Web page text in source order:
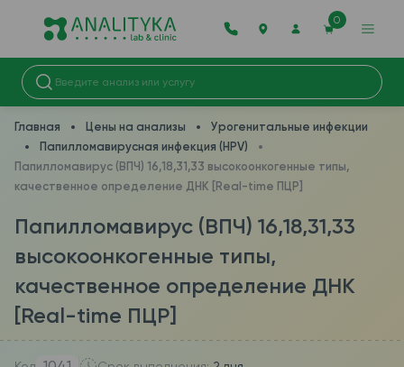
0
Главная Цены на анализы
Урогенитальные инфекции
Папилломавирусная инфекция (HPV)
Папилломавирус (ВПЧ) 16,18,31,33 высокоонкогенные типы,
качественное определение ДНК [Real-time ПЦР]
Папилломавирус (ВПЧ) 16,18,31,33
высокоонкогенные типы,
качественное определение ДНК
[Real-time ПЦР]